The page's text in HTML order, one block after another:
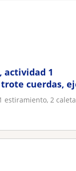
actividad 1
cuerdas,
estiramiento, 2